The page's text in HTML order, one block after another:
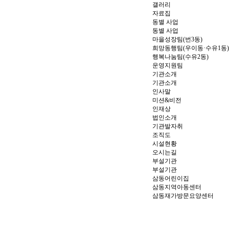
갤러리
자료집
동별 사업
동별 사업
마을성장팀(번3동)
희망동행팀(우이동·수유1동)
행복나눔팀(수유2동)
운영지원팀
기관소개
기관소개
인사말
미션&비전
인재상
법인소개
기관발자취
조직도
시설현황
오시는길
부설기관
부설기관
삼동어린이집
삼동지역아동센터
삼동재가방문요양센터